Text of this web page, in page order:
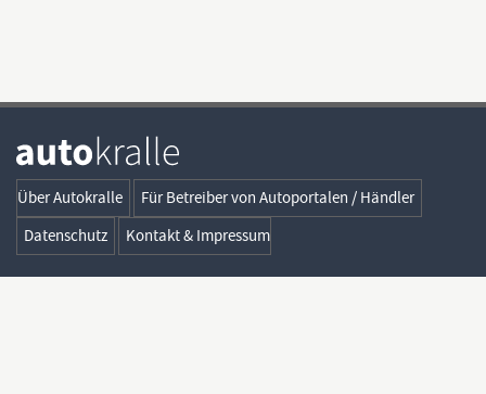
Über Autokralle
Für Betreiber von Autoportalen / Händler
Datenschutz
Kontakt & Impressum